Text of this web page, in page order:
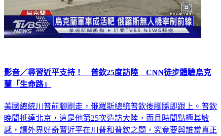
影音／尋習近平支持！ 普欽25度訪陸 CNN徒步體驗烏克
蘭「生命路」
美國總統川普前腳剛走，俄羅斯總統普欽後腳隨即跟上。普欽
晚間抵達北京，這是他第25次造訪大陸，而且時間點極其敏
感，讓外界好奇習近平在川普和普欽之間，究竟要與誰當真正